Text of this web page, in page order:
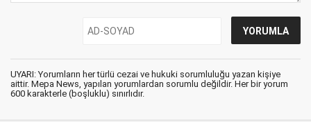
UYARI: Yorumların her türlü cezai ve hukuki sorumluluğu yazan kişiye
aittir. Mepa News, yapılan yorumlardan sorumlu değildir. Her bir yorum
600 karakterle (boşluklu) sınırlıdır.